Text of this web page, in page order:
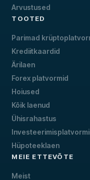
Arvustused
TOOTED
Parimad
Krediitkaardid
Ärilaen
Forex platvormid
Hoiused
Kõik laenud
Ühisrahastus
Hüpoteeklaen
MEIE ETTEVÕTE
Meist